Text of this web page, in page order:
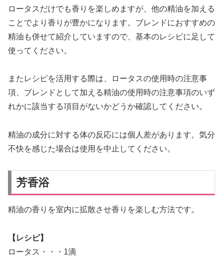
ロータスだけでも香りを楽しめますが、他の精油を加える
ことでより香りが豊かになります。ブレンドにおすすめの
精油も併せて紹介していますので、基本のレシピに足して
使ってください。
またレシピを活用する際は、ロータスの使用時の注意事
項、ブレンドとして加える精油の使用時の注意事項のいず
れかに該当する項目がないかどうか確認してください。
精油の成分に対する体の反応には個人差があります。気分
不快を感じた場合は使用を中止してください。
芳香浴
精油の香りを室内に拡散させ香りを楽しむ方法です。
【レシピ】
ロータス・・・1滴